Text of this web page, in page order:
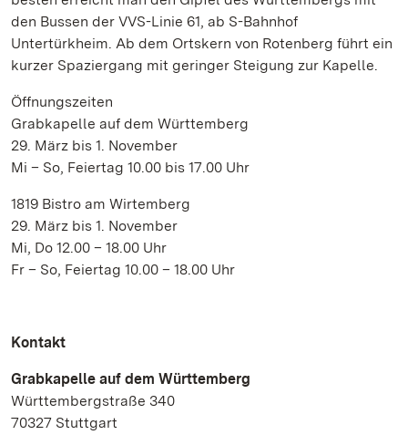
den Bussen der VVS-Linie 61, ab S-Bahnhof
Untertürkheim. Ab dem Ortskern von Rotenberg führt ein
kurzer Spaziergang mit geringer Steigung zur Kapelle.
Öffnungszeiten
Grabkapelle auf dem Württemberg
29. März bis 1. November
Mi – So, Feiertag 10.00 bis 17.00 Uhr
1819 Bistro am Wirtemberg
29. März bis 1. November
Mi, Do 12.00 – 18.00 Uhr
Fr – So, Feiertag 10.00 – 18.00 Uhr
Kontakt
Grabkapelle auf dem Württemberg
Württembergstraße 340
70327 Stuttgart